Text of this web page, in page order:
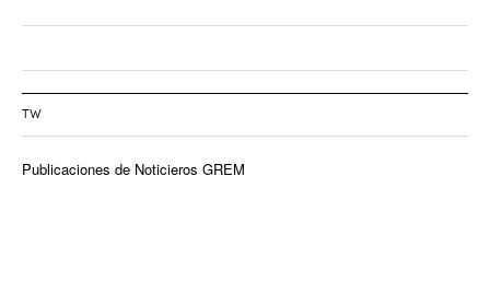
TW
Publicaciones de Noticieros GREM